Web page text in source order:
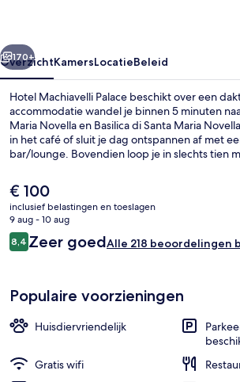
Volgende
170+
OverzichtKamersLocatieBeleid
Hotel Machiavelli Palace beschikt over een
accommodatie wandel je binnen 5 minuten
Maria Novella en Basilica di Santa Maria
in het café of sluit je dag ontspannen af met
bar/lounge. Bovendien loop je in slechts tien
zijn heel enthousiast over het behulpzame
De accommodatie ligt op korte loopafstand
vervoer: het is 3 minuten lopen naar Valfonda -
Novella Tramhalte en 3 minuten naar Tramhalte
De
huidige
prijs
is
€ 100
€ 100
inclusief belastingen en toeslagen
9 aug - 10 aug
Beoordelingen
8,48,4 op 10 –
Zeer goedAlle 218 beoordelingen
Populaire voorzieningen
Huisdiervriendelijk
Gratis wifi